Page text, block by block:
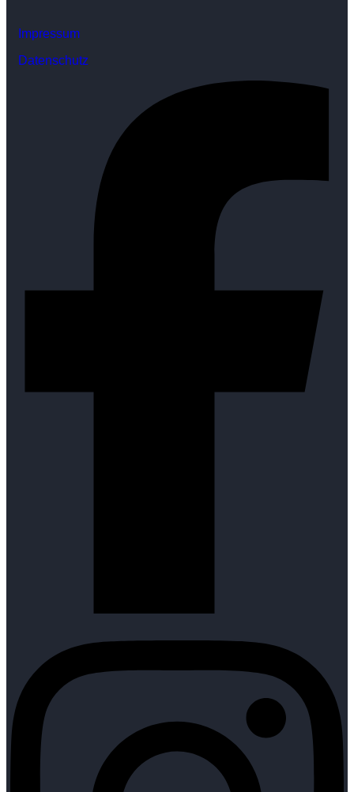
Impressum
Datenschutz